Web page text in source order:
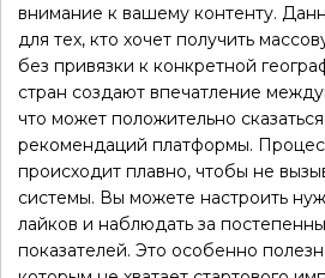
внимание к вашему контенту.
для тех, кто хочет получить
без привязки к конкретной
стран создают впечатление
что может положительно
рекомендаций платформы.
происходит плавно, чтобы не
системы. Вы можете настроить
лайков и наблюдать за
показателей. Это особенно